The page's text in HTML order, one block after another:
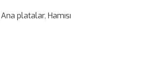
Ana platalar, Hamısı